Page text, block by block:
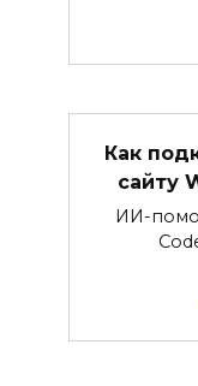
Как
сайту
ИИ-